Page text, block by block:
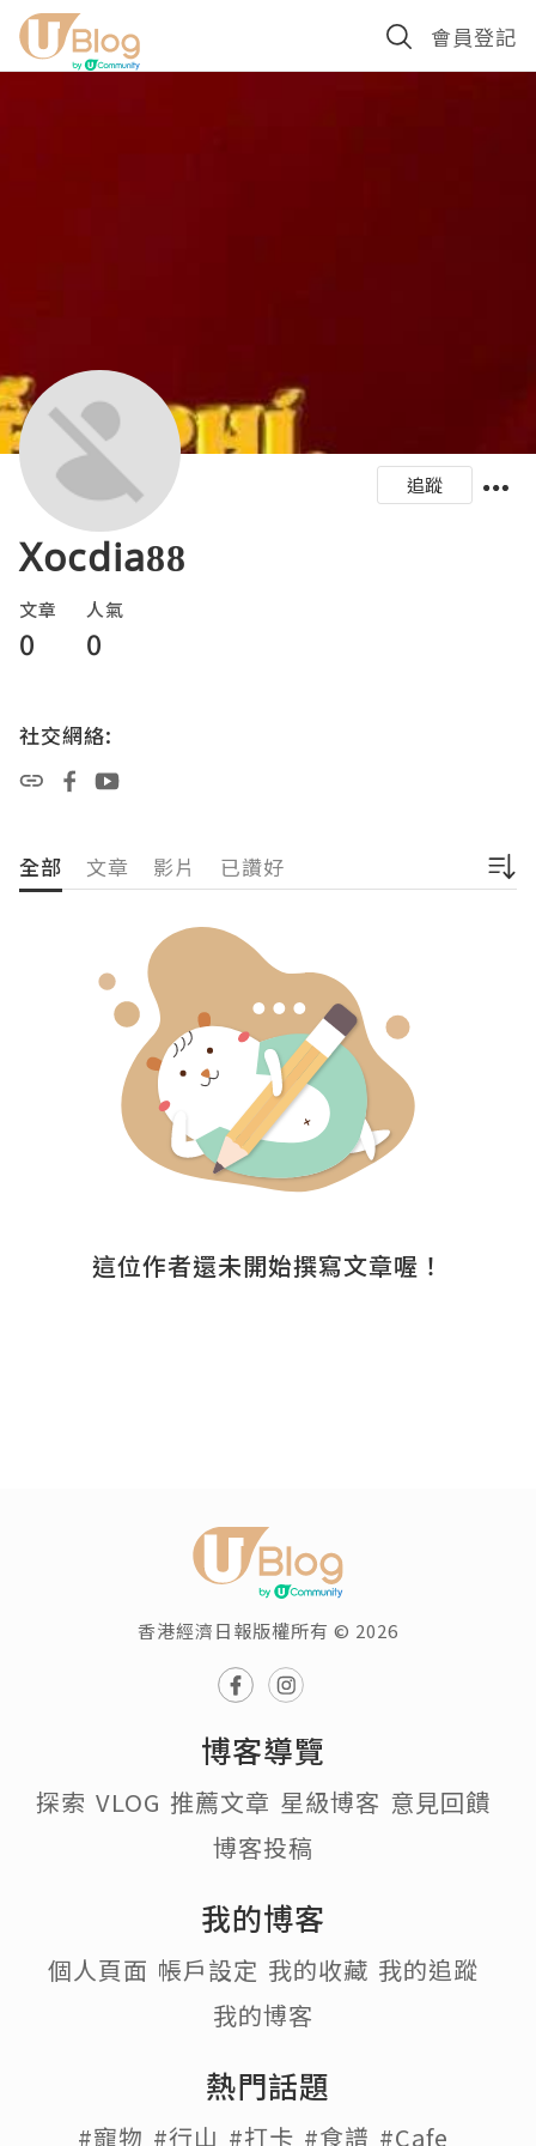
會員登記
追蹤
Xocdia88
文章
0
人氣
0
社交網絡:
全部 文章 影片 已讚好
這位作者還未開始撰寫文章喔！
香港經濟日報版權所有 © 2026
博客導覽
探索 VLOG 推薦文章 星級博客 意見回饋
博客投稿
我的博客
個人頁面 帳戶設定 我的收藏 我的追蹤
我的博客
熱門話題
#寵物 #行山 #打卡 #食譜 #Cafe